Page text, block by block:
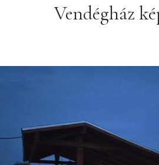
Vendégház